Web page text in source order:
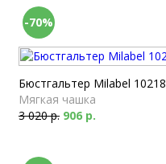
-70%
Бюстгальтер Milabel 10218
Мягкая чашка
3 020 р. 906 р.